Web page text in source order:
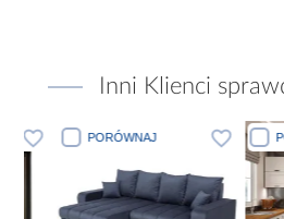
Inni Klienci
PORÓWNAJ